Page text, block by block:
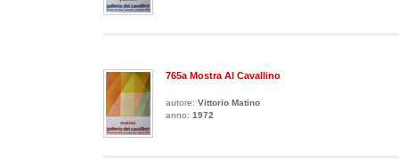
765a Mostra Al Cavallino
autore: Vittorio Matino
anno: 1972